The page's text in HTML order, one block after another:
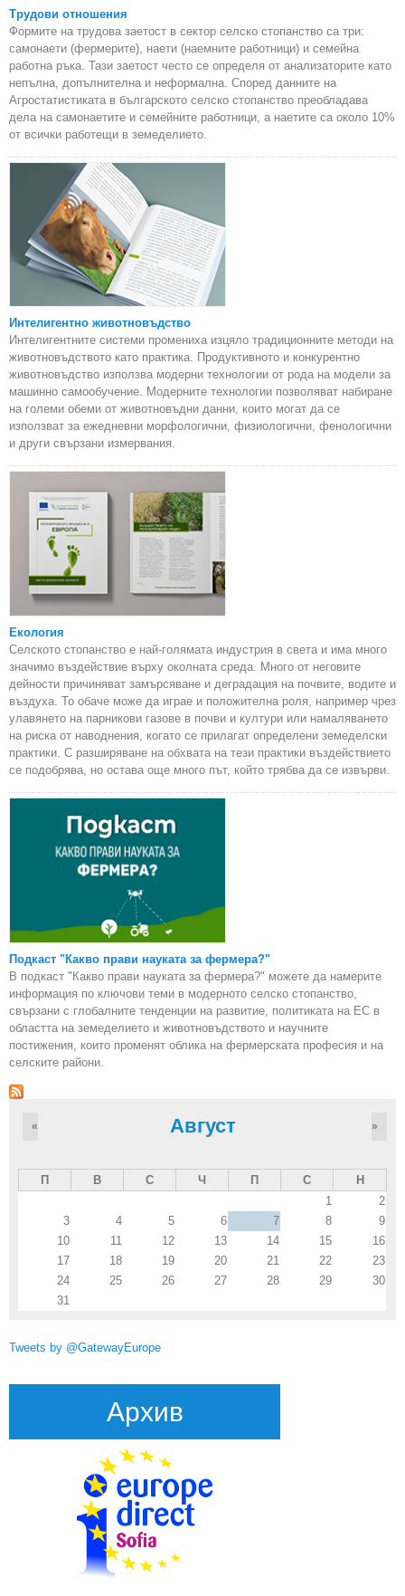
Трудови отношения
Формите на трудова заетост в сектор селско стопанство са три:
самонаети (фермерите), наети (наемните работници) и семейна
работна ръка. Тази заетост често се определя от анализаторите като
непълна, допълнителна и неформална. Според данните на
Агростатистиката в българското селско стопанство преобладава
дела на самонаетите и семейните работници, а наетите са около 10%
от всички работещи в земеделието.
Интелигентно животновъдство
Интелигентните системи промениха изцяло традиционните методи на
животновъдството като практика. Продуктивното и конкурентно
животновъдство използва модерни технологии от рода на модели за
машинно самообучение. Модерните технологии позволяват набиране
на големи обеми от животновъдни данни, които могат да се
използват за ежедневни морфологични, физиологични, фенологични
и други свързани измервания.
Екология
Селското стопанство е най-голямата индустрия в света и има много
значимо въздействие върху околната среда. Много от неговите
дейности причиняват замърсяване и деградация на почвите, водите и
въздуха. То обаче може да играе и положителна роля, например чрез
улавянето на парникови газове в почви и култури или намаляването
на риска от наводнения, когато се прилагат определени земеделски
практики. С разширяване на обхвата на тези практики въздействието
се подобрява, но остава още много път, който трябва да се извърви.
Подкаст "Какво прави науката за фермера?"
В подкаст "Какво прави науката за фермера?" можете да намерите
информация по ключови теми в модерното селско стопанство,
свързани с глобалните тенденции на развитие, политиката на ЕС в
областта на земеделието и животновъдството и научните
постижения, които променят облика на фермерската професия и на
селските райони.
Август
« »
П В С Ч П С
Н
1
2
3
4 5 6 7 8
9
10
11 12 13 14 15
16
17
18 19 20 21 22
23
24
25 26 27 28 29
30
31
Tweets by @GatewayEurope
Архив